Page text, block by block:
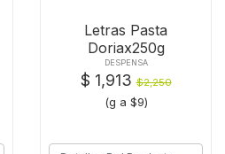
Letras Pasta
Doriax250g
DESPENSA
$ 1,913$2,250
(g a $9)